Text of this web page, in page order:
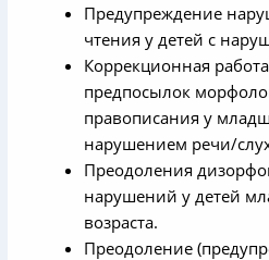
Предупреждение
чтения у детей с
Коррекционная
предпосылок
правописания у
нарушением речи/
Преодоления
нарушений у детей
возраста.
Преодоление